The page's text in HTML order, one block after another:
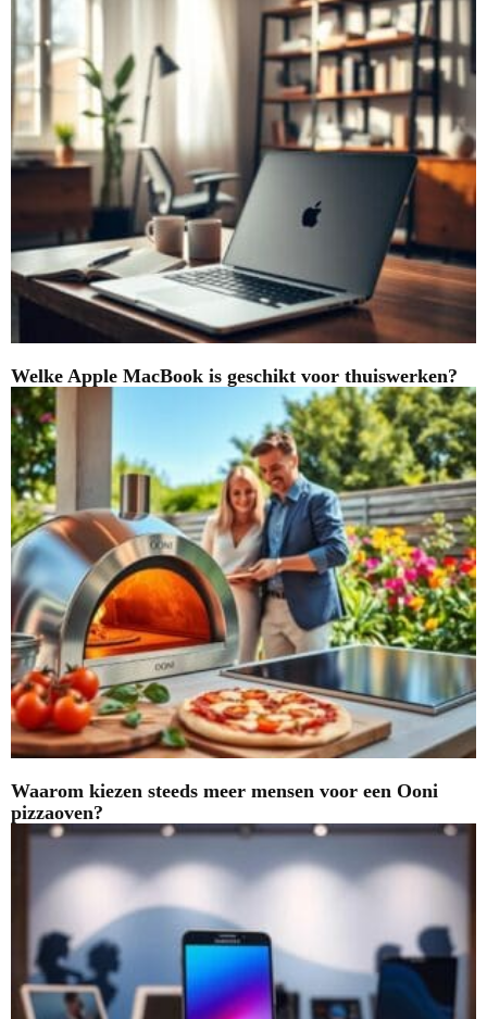
Welke Apple MacBook is geschikt voor thuiswerken?
Waarom kiezen steeds meer mensen voor een Ooni
pizzaoven?